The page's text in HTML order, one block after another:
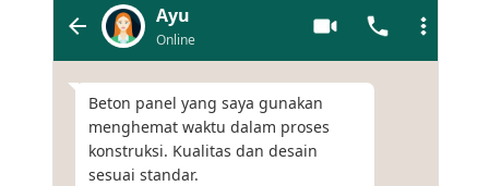
Ayu
Online
Beton panel yang saya gunakan
menghemat waktu dalam proses
konstruksi. Kualitas dan desain
sesuai standar.